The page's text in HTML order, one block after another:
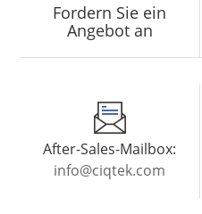
Fordern Sie ein
Angebot an
After-Sales-Mailbox:
info@ciqtek.com